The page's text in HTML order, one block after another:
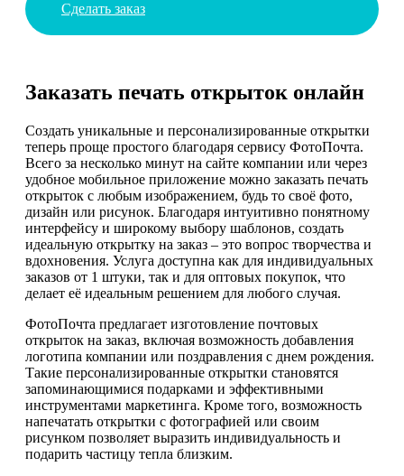
Сделать заказ
Заказать печать открыток онлайн
Создать уникальные и персонализированные открытки
теперь проще простого благодаря сервису ФотоПочта.
Всего за несколько минут на сайте компании или через
удобное мобильное приложение можно заказать печать
открыток с любым изображением, будь то своё фото,
дизайн или рисунок. Благодаря интуитивно понятному
интерфейсу и широкому выбору шаблонов, создать
идеальную открытку на заказ – это вопрос творчества и
вдохновения. Услуга доступна как для индивидуальных
заказов от 1 штуки, так и для оптовых покупок, что
делает её идеальным решением для любого случая.
ФотоПочта предлагает изготовление почтовых
открыток на заказ, включая возможность добавления
логотипа компании или поздравления с днем рождения.
Такие персонализированные открытки становятся
запоминающимися подарками и эффективными
инструментами маркетинга. Кроме того, возможность
напечатать открытки с фотографией или своим
рисунком позволяет выразить индивидуальность и
подарить частицу тепла близким.